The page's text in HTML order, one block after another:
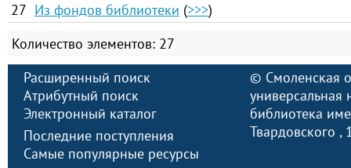
27 Из фондов библиотеки (>>>)
Количество элементов: 27
Расширенный поиск
Атрибутный поиск
Электронный каталог
Последние поступления
Самые популярные ресурсы
© Смоленская
универсальная
библиотека
Твардовского ,